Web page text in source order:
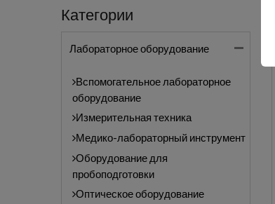
Категории
Лабораторное оборудование
Вспомогательное лабораторное
оборудование
Измерительная техника
Медико-лабораторный инструмент
Оборудование для
пробоподготовки
Оптическое оборудование